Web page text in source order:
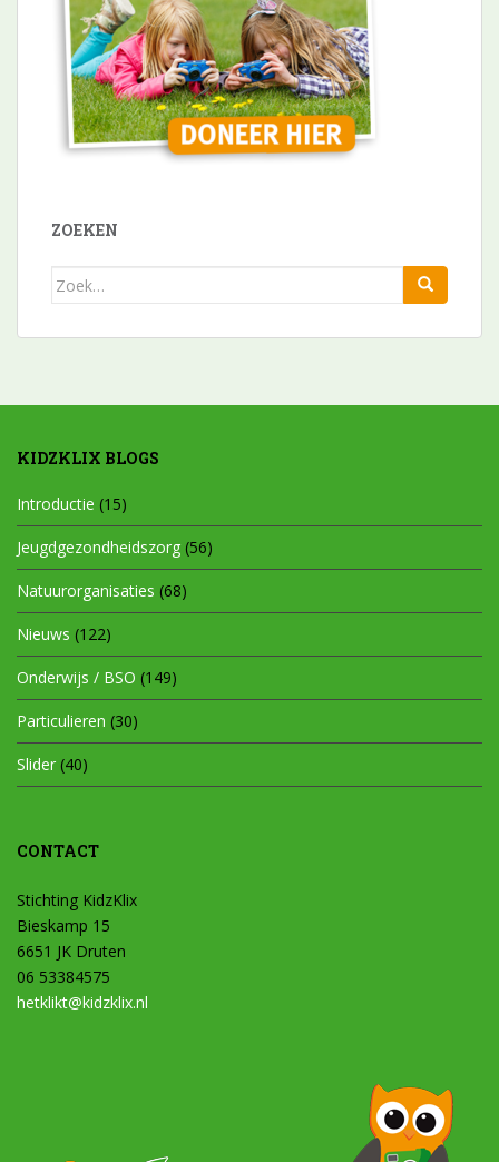
ZOEKEN
Zoek
KIDZKLIX BLOGS
Introductie (15)
Jeugdgezondheidszorg (56)
Natuurorganisaties (68)
Nieuws (122)
Onderwijs / BSO (149)
Particulieren (30)
Slider (40)
CONTACT
Stichting KidzKlix
Bieskamp 15
6651 JK Druten
06 53384575
hetklikt@kidzklix.nl